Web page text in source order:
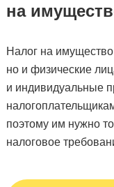
на
Налог на имущество
но и физические
и индивидуальные
поэтому им нужно
налоговое